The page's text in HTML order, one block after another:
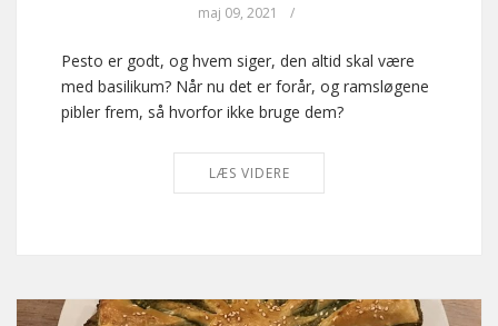
maj 09, 2021 /
Pesto er godt, og hvem siger, den altid skal være
med basilikum? Når nu det er forår, og ramsløgene
pibler frem, så hvorfor ikke bruge dem?
LÆS VIDERE